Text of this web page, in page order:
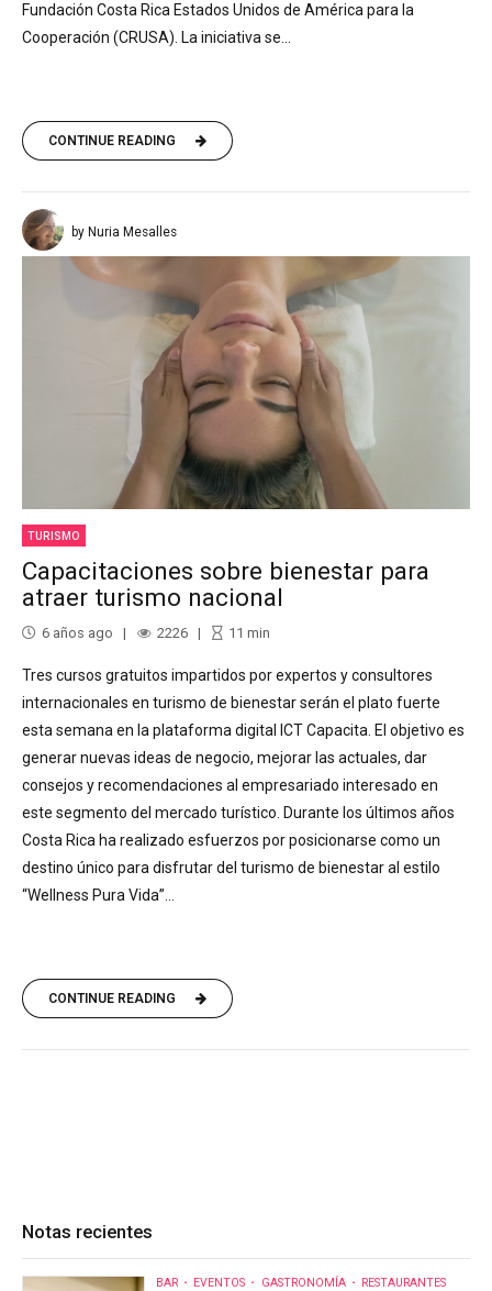
Fundación Costa Rica Estados Unidos de América para la
Cooperación (CRUSA). La iniciativa se...
CONTINUE READING
by Nuria Mesalles
TURISMO
Capacitaciones sobre bienestar para
atraer turismo nacional
6 años ago 2226 11 min
Tres cursos gratuitos impartidos por expertos y consultores
internacionales en turismo de bienestar serán el plato fuerte
esta semana en la plataforma digital ICT Capacita. El objetivo es
generar nuevas ideas de negocio, mejorar las actuales, dar
consejos y recomendaciones al empresariado interesado en
este segmento del mercado turístico. Durante los últimos años
Costa Rica ha realizado esfuerzos por posicionarse como un
destino único para disfrutar del turismo de bienestar al estilo
“Wellness Pura Vida”...
CONTINUE READING
Notas recientes
BAR EVENTOS GASTRONOMÍA RESTAURANTES